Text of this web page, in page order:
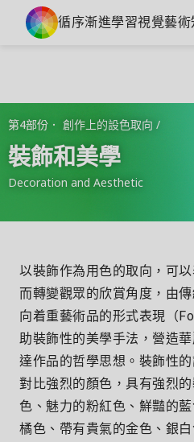
循序漸進學習視覺藝
第4部份． 創作上的設色取向 /
裝飾和美學
Decoration and Aesthetic
以裝飾作為用色的取向，可
而轉變觀眾的欣賞角度，由
向着重藝術品的形式表現（
助裝飾性的美學手法，營造
達作品的哲學思想。裝飾性
對比強烈的顏色，具有強烈
色、魅力的粉紅色、鮮豔的
橘色、帶有貴氣的金色、銀